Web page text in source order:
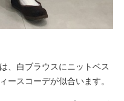
、白ブラウスにニットベス
ースコーデが似合います。